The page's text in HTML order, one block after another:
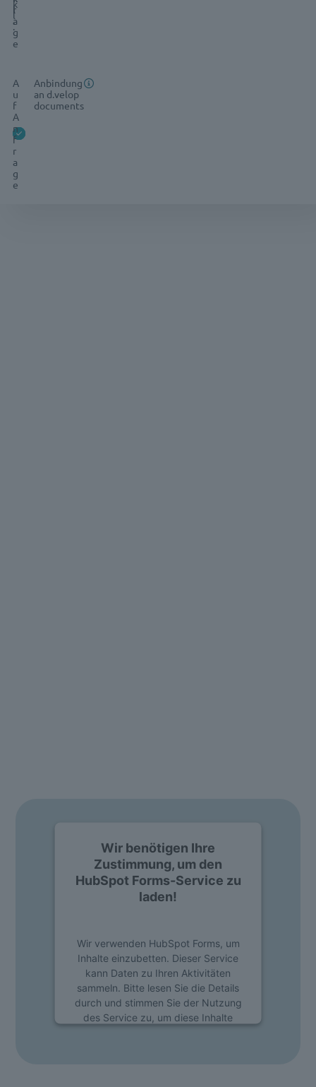
l
.
l
.
k
l
.
r
a
g
e
Anbindung
an d.velop
documents
A
u
f
A
n
f
r
a
g
e
Wir benötigen Ihre
Zustimmung, um den
HubSpot Forms-Service zu
laden!
Wir verwenden HubSpot Forms, um
Inhalte einzubetten. Dieser Service
kann Daten zu Ihren Aktivitäten
sammeln. Bitte lesen Sie die Details
durch und stimmen Sie der Nutzung
des Service zu, um diese Inhalte